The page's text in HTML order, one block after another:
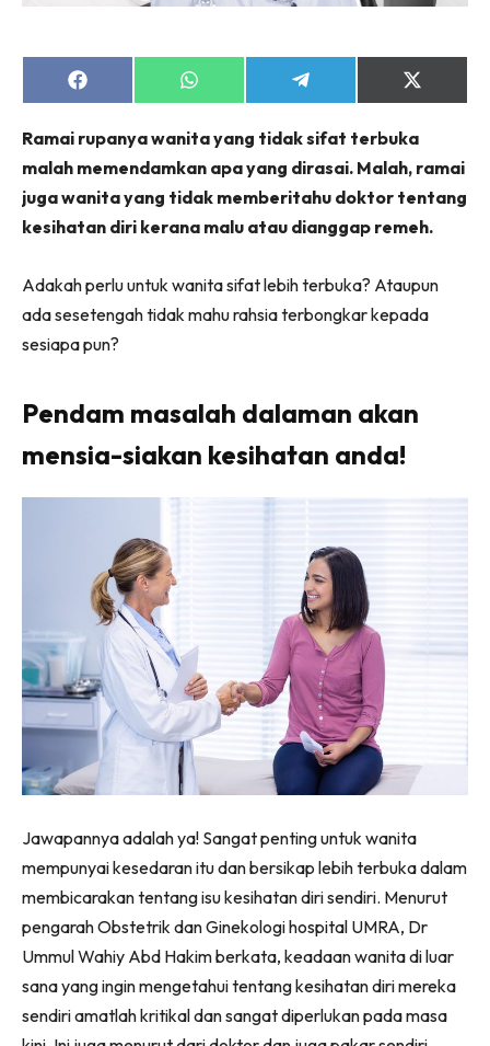
Share
on
Share
on
Share
on
Share
on
(Twitter)
Ramai rupanya wanita yang tidak sifat terbuka
malah memendamkan apa yang dirasai. Malah, ramai
juga wanita yang tidak memberitahu doktor tentang
kesihatan diri kerana malu atau dianggap remeh.
Adakah perlu untuk wanita sifat lebih terbuka? Ataupun
ada sesetengah tidak mahu rahsia terbongkar kepada
sesiapa pun?
Pendam masalah dalaman akan
mensia-siakan kesihatan anda!
Jawapannya adalah ya! Sangat penting untuk wanita
mempunyai kesedaran itu dan bersikap lebih terbuka dalam
membicarakan tentang isu kesihatan diri sendiri. Menurut
pengarah Obstetrik dan Ginekologi hospital UMRA, Dr
Ummul Wahiy Abd Hakim berkata, keadaan wanita di luar
sana yang ingin mengetahui tentang kesihatan diri mereka
sendiri amatlah kritikal dan sangat diperlukan pada masa